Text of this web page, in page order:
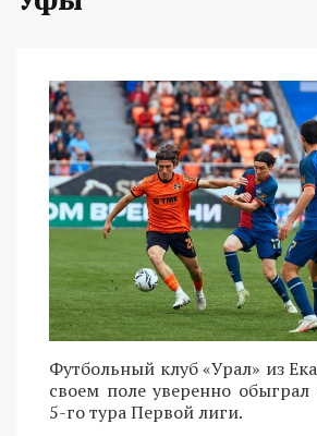
Футбольный клуб «Урал» из
своем поле уверенно
5-го тура Первой лиги.